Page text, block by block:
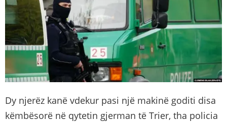
Dy njerëz kanë vdekur pasi një makinë goditi disa
këmbësorë në qytetin gjerman të Trier, tha policia